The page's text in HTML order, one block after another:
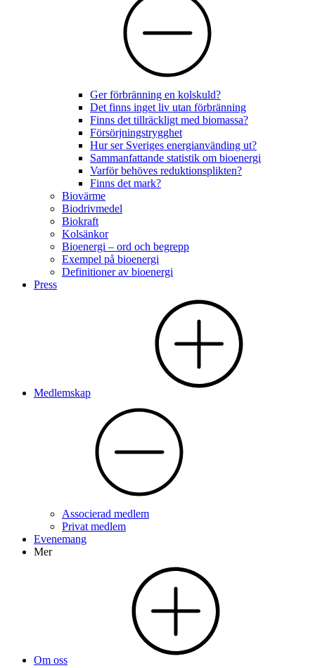
Ger förbränning en kolskuld?
Det finns inget liv utan förbränning
Finns det tillräckligt med biomassa?
Försörjningstrygghet
Hur ser Sveriges energianvänding ut?
Sammanfattande statistik om bioenergi
Varför behöves reduktionsplikten?
Finns det mark?
Biovärme
Biodrivmedel
Biokraft
Kolsänkor
Bioenergi – ord och begrepp
Exempel på bioenergi
Definitioner av bioenergi
Press
Medlemskap
Associerad medlem
Privat medlem
Evenemang
Mer
Om oss